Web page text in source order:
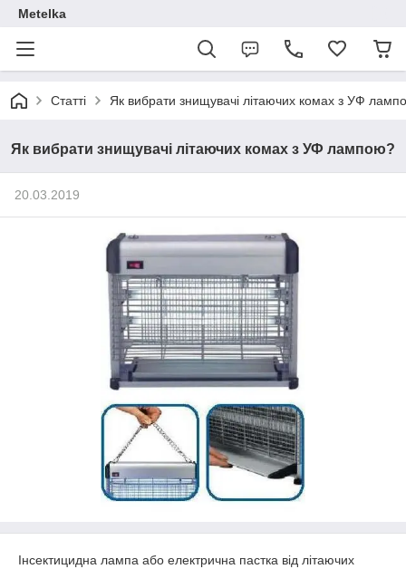
Metelka
Статті Як вибрати знищувачі літаючих комах з УФ
Як вибрати знищувачі літаючих комах з УФ лампою?
20.03.2019
Інсектицидна лампа або електрична пастка від літаючих